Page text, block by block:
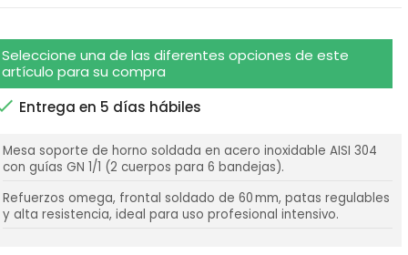
Seleccione una de las diferentes opciones de este
artículo para su compra
Entrega en 5 días hábiles
Mesa soporte de horno soldada en acero inoxidable AISI 304
con guías GN 1/1 (2 cuerpos para 6 bandejas).
Refuerzos omega, frontal soldado de 60 mm, patas regulables
y alta resistencia, ideal para uso profesional intensivo.